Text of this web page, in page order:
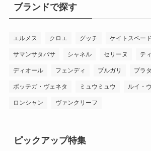
ブランドで探す
エルメス クロエ グッチ ケイトスペード
サマンサタバサ シャネル セリーヌ テ
ディオール フェンディ ブルガリ プラ
ボッテガ・ヴェネタ ミュウミュウ ルイ・
ロンシャン ヴァンクリーフ
ピックアップ特集